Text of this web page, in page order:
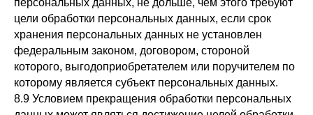
персональных данных, не дольше, чем этого требуют
цели обработки персональных данных, если срок
хранения персональных данных не установлен
федеральным законом, договором, стороной
которого, выгодоприобретателем или поручителем по
которому является субъект персональных данных.
8.9 Условием прекращения обработки персональных